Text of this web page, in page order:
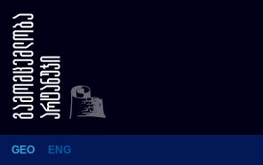
სოდომი და გომორი
GEO ENG